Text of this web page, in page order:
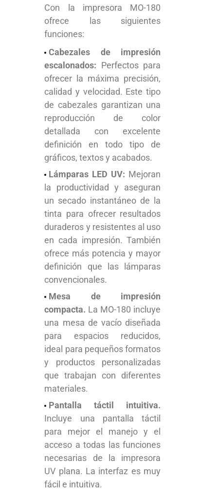
Con la impresora MO-180
ofrece las siguientes
funciones:
Cabezales de impresión
escalonados: Perfectos para
ofrecer la máxima precisión,
calidad y velocidad. Este tipo
de cabezales garantizan una
reproducción de color
detallada con excelente
definición en todo tipo de
gráficos, textos y acabados.
Lámparas LED UV: Mejoran
la productividad y aseguran
un secado instantáneo de la
tinta para ofrecer resultados
duraderos y resistentes al uso
en cada impresión. También
ofrece más potencia y mayor
definición que las lámparas
convencionales.
Mesa de impresión
compacta. La MO-180 incluye
una mesa de vacío diseñada
para espacios reducidos,
ideal para pequeños formatos
y productos personalizadas
que trabajan con diferentes
materiales.
Pantalla táctil intuitiva.
Incluye una pantalla táctil
para mejor el manejo y el
acceso a todas las funciones
necesarias de la impresora
UV plana. La interfaz es muy
fácil e intuitiva.